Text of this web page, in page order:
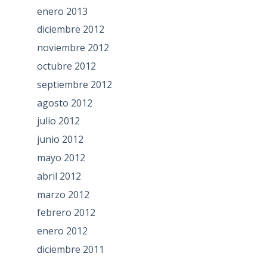
enero 2013
diciembre 2012
noviembre 2012
octubre 2012
septiembre 2012
agosto 2012
julio 2012
junio 2012
mayo 2012
abril 2012
marzo 2012
febrero 2012
enero 2012
diciembre 2011